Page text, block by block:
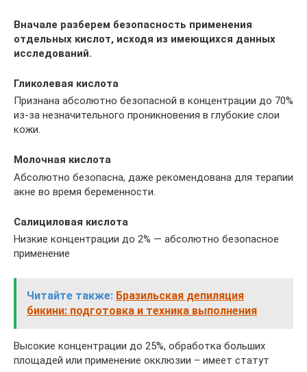
Вначале разберем безопасность применения
отдельных кислот, исходя из имеющихся данных
исследований.
Гликолевая кислота
Признана абсолютно безопасной в концентрации до 70%
из-за незначительного проникновения в глубокие слои
кожи.
Молочная кислота
Абсолютно безопасна, даже рекомендована для терапии
акне во время беременности.
Салициловая кислота
Низкие концентрации до 2% — абсолютно безопасное
применение
Читайте также: Бразильская депиляция
бикини: подготовка и техника выполнения
Высокие концентрации до 25%, обработка больших
площадей или применение окклюзии – имеет статут